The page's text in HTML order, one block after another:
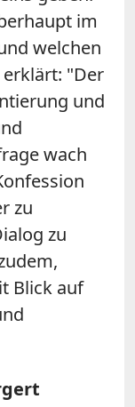
im
welchen
"Der
und
wach
zu
zu
Blick auf